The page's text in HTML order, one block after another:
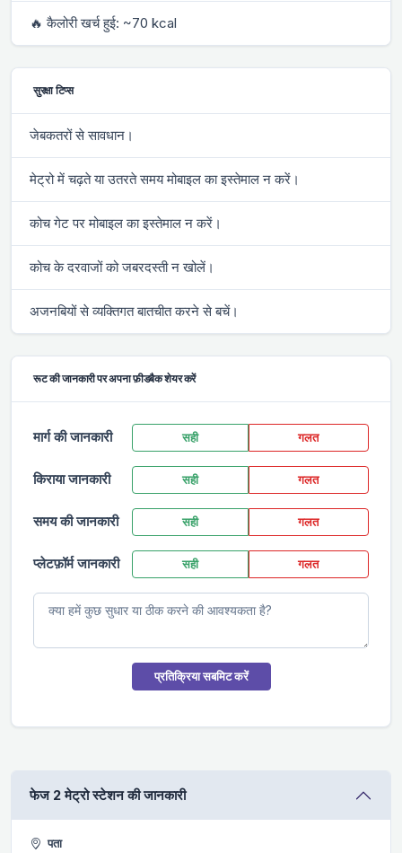
🔥 कैलोरी खर्च हुई: ~70 kcal
सुरक्षा टिप्स
जेबकतरों से सावधान।
मेट्रो में चढ़ते या उतरते समय मोबाइल का इस्तेमाल न करें।
कोच गेट पर मोबाइल का इस्तेमाल न करें।
कोच के दरवाजों को जबरदस्ती न खोलें।
अजनबियों से व्यक्तिगत बातचीत करने से बचें।
रूट की जानकारी पर अपना फ़ीडबैक शेयर करें
मार्ग की जानकारी सही गलत
किराया जानकारी सही गलत
समय की जानकारी सही गलत
प्लेटफ़ॉर्म जानकारी सही गलत
प्रतिक्रिया सबमिट करें
फेज 2 मेट्रो स्टेशन की जानकारी
पता